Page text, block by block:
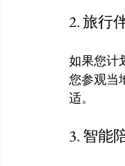
2. 旅行
如果您计
您参观当
3. 智能